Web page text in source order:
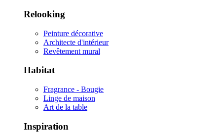
Relooking
Peinture décorative
Architecte d'intérieur
Revêtement mural
Habitat
Fragrance - Bougie
Linge de maison
Art de la table
Inspiration